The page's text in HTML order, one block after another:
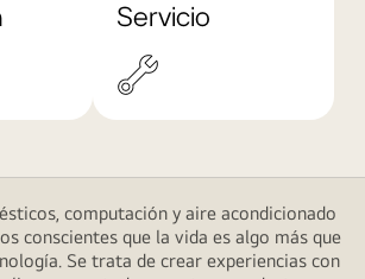
Servicio
computación y aire acondicionado
conscientes que la vida es algo más que
Se trata de crear experiencias con